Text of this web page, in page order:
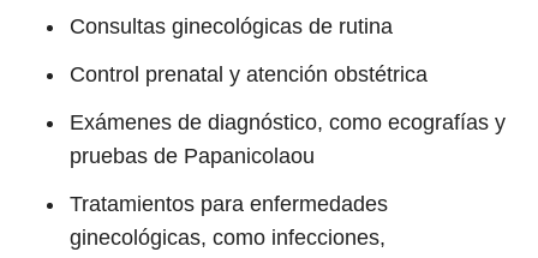
Consultas ginecológicas de rutina
Control prenatal y atención obstétrica
Exámenes de diagnóstico, como ecografías y
pruebas de Papanicolaou
Tratamientos para enfermedades
ginecológicas, como infecciones,